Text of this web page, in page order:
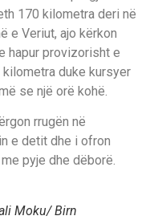
170 kilometra deri në
e Veriut, ajo kërkon
hapur provizorisht e
duke kursyer
se një orë kohë.
rrugën në
e detit dhe i ofron
pyje dhe dëborë.
Moku/ Birn